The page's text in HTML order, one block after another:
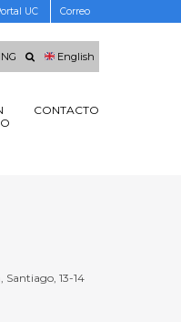
UC Correo
English
CONTACTO
13-14